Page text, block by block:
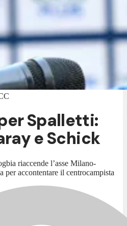
Spalletti:
e Schick
riaccende l’asse Milano-
per accontentare il centrocampista